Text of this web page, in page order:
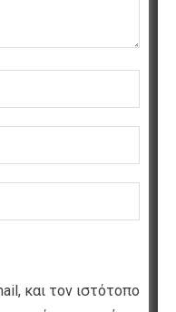
και τον ιστότοπο